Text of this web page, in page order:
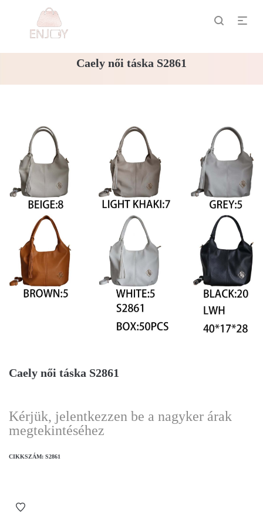
Caely női táska S2861
Caely női táska S2861
Kérjük, jelentkezzen be a nagyker árak
megtekintéséhez
CIKKSZÁM: S2861